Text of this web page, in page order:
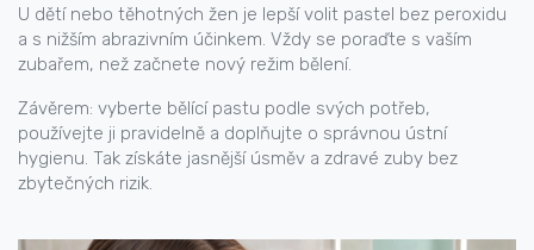
U dětí nebo těhotných žen je lepší volit pastel bez peroxidu
a s nižším abrazivním účinkem. Vždy se poraďte s vaším
zubařem, než začnete nový režim bělení.
Závěrem: vyberte bělící pastu podle svých potřeb,
používejte ji pravidelně a doplňujte o správnou ústní
hygienu. Tak získáte jasnější úsměv a zdravé zuby bez
zbytečných rizik.